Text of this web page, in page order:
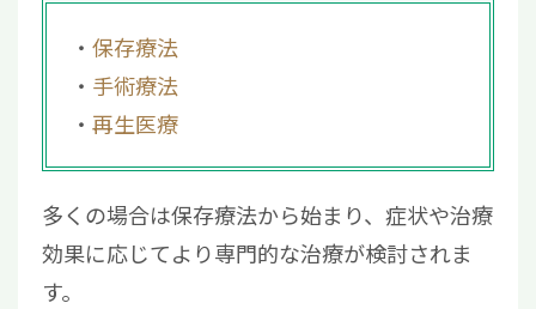
保存療法
手術療法
再生医療
多くの場合は保存療法から始まり、症状や治療
効果に応じてより専門的な治療が検討されま
す。